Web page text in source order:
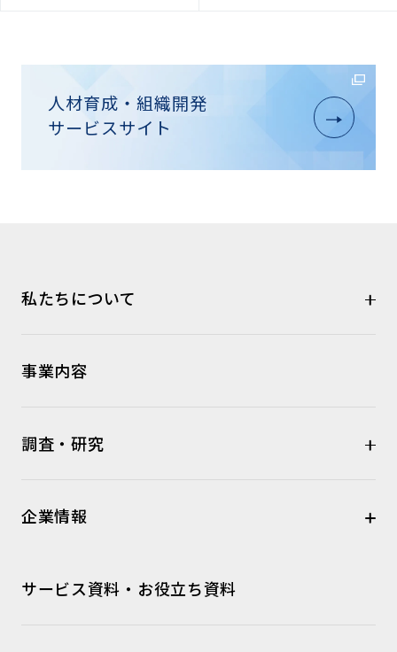
人材育成・組織開発
サービスサイト
私たちについて
事業内容
調査・研究
企業情報
サービス資料・お役立ち資料